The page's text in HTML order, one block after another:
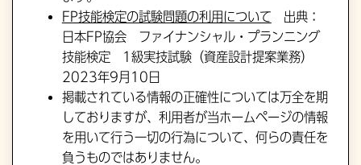
FP技能検定の試験問題の利用について 出典：
日本FP協会 ファイナンシャル・プランニング
技能検定 1級実技試験（資産設計提案業務）
2023年9月10日
掲載されている情報の正確性については万全を期
しておりますが、利用者が当ホームページの情報
を用いて行う一切の行為について、何らの責任を
負うものではありません。